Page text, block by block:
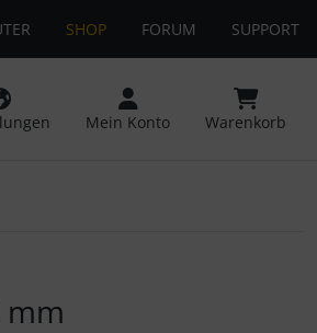
SHOP FORUM SUPPORT
Mein Konto Warenkorb
mm
den Bildern zu navigieren.